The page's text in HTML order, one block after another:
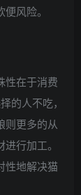
风险。
在于消费
的人不吃，
则更多的从
行加工。
性地解决猫